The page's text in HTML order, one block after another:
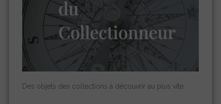
Des objets des collections à découvrir au plus vite.